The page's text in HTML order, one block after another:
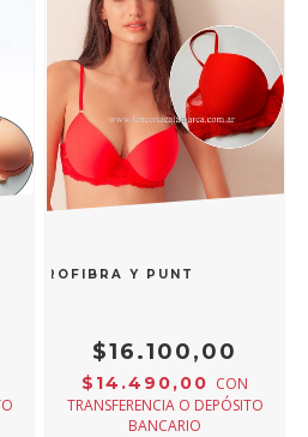
BRETEL DESMONTABLE SALMON
Y PUNTILLA CON
$16.100,00
$14.490,00 CON
TRANSFERENCIA O DEPÓSITO
BANCARIO